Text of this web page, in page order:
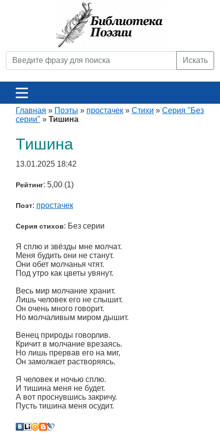
Искать
Главная » Поэты » простачек » Стихи » Серия "Без
серии" » Тишина
Тишина
13.01.2025 18:42
Рейтинг: 5,00 (1)
Поэт: простачек
Серия стихов: Без серии
Я сплю и звёзды мне молчат.
Меня будить они не станут.
Они обет молчанья чтят.
Под утро как цветы увянут.
Весь мир молчание хранит.
Лишь человек его не слышит.
Он очень много говорит.
Но молчаливым миром дышит.
Венец природы говорлив.
Кричит в молчание врезаясь.
Но лишь прервав его на миг,
Он замолкает растворяясь.
Я человек и ночью сплю.
И тишина меня не будет.
А вот проснувшись закричу.
Пусть тишина меня осудит.